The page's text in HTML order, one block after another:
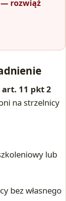
— rozwiąż
art. 11 pkt 2
na strzelnicy
lub
bez własnego